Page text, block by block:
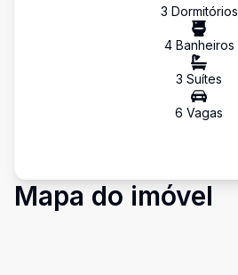
3 Dormitórios
4Banheiros
3 Suítes
6 Vagas
Mapa do imóvel